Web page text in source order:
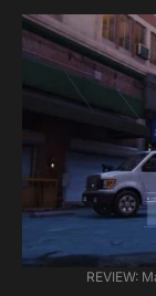
REVIEW: